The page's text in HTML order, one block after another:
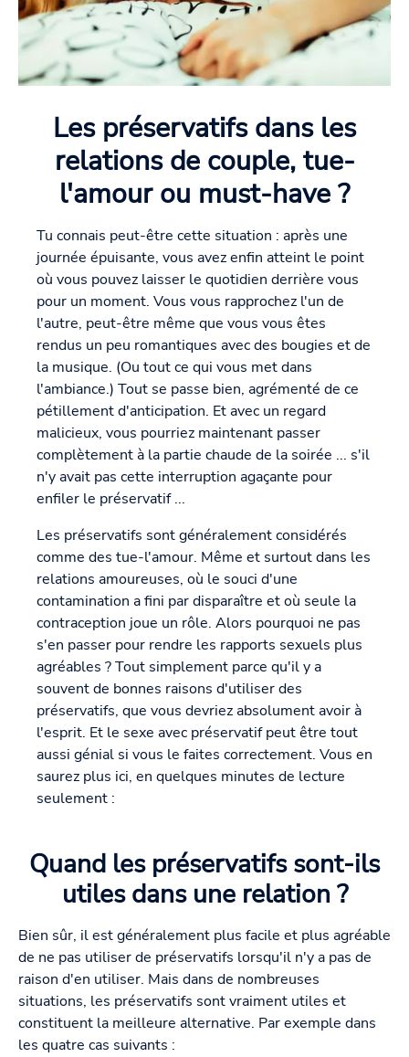
Les préservatifs dans les
relations de couple, tue-
l'amour ou must-have ?
Tu connais peut-être cette situation : après une
journée épuisante, vous avez enfin atteint le point
où vous pouvez laisser le quotidien derrière vous
pour un moment. Vous vous rapprochez l'un de
l'autre, peut-être même que vous vous êtes
rendus un peu romantiques avec des bougies et de
la musique. (Ou tout ce qui vous met dans
l'ambiance.) Tout se passe bien, agrémenté de ce
pétillement d'anticipation. Et avec un regard
malicieux, vous pourriez maintenant passer
complètement à la partie chaude de la soirée ... s'il
n'y avait pas cette interruption agaçante pour
enfiler le préservatif ...
Les préservatifs sont généralement considérés
comme des tue-l'amour. Même et surtout dans les
relations amoureuses, où le souci d'une
contamination a fini par disparaître et où seule la
contraception joue un rôle. Alors pourquoi ne pas
s'en passer pour rendre les rapports sexuels plus
agréables ? Tout simplement parce qu'il y a
souvent de bonnes raisons d'utiliser des
préservatifs, que vous devriez absolument avoir à
l'esprit. Et le sexe avec préservatif peut être tout
aussi génial si vous le faites correctement. Vous en
saurez plus ici, en quelques minutes de lecture
seulement :
Quand les préservatifs sont-ils
utiles dans une relation ?
Bien sûr, il est généralement plus facile et plus agréable
de ne pas utiliser de préservatifs lorsqu'il n'y a pas de
raison d'en utiliser. Mais dans de nombreuses
situations, les préservatifs sont vraiment utiles et
constituent la meilleure alternative. Par exemple dans
les quatre cas suivants :